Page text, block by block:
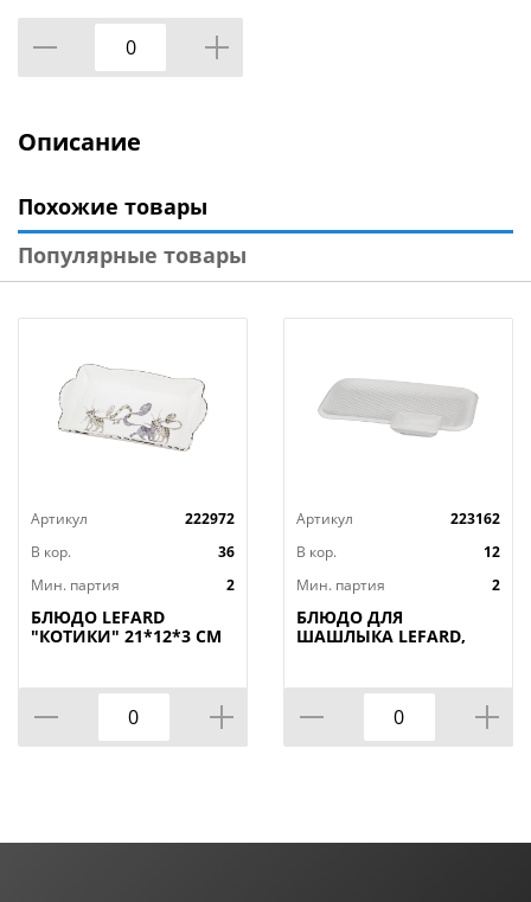
Описание
Похожие товары
Популярные товары
Артикул
222972
В кор.
36
Мин. партия
2
БЛЮДО LEFARD
"КОТИКИ" 21*12*3 СМ
Артикул
223162
В кор.
12
Мин. партия
2
БЛЮДО ДЛЯ
ШАШЛЫКА LEFARD,